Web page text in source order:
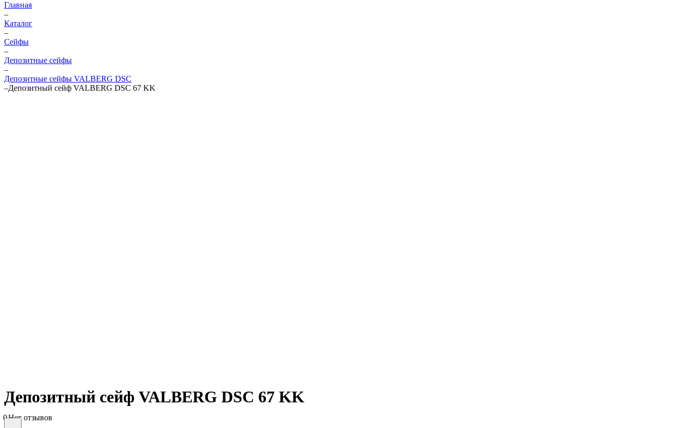
Главная
–
Каталог
–
Сейфы
–
Депозитные сейфы
–
Депозитные сейфы VALBERG DSC
–Депозитный сейф VALBERG DSC 67 KK
Депозитный сейф VALBERG DSC 67 KK
0Нет отзывов